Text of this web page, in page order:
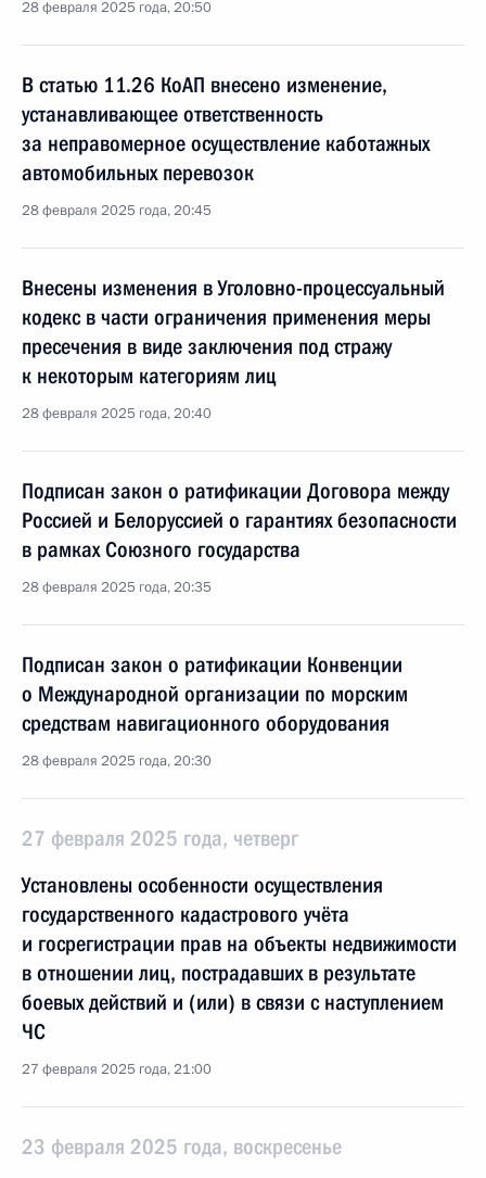
28 февраля 2025 года, 20:50
В статью 11.26 КоАП внесено изменение,
устанавливающее ответственность
за неправомерное осуществление каботажных
автомобильных перевозок
28 февраля 2025 года, 20:45
Внесены изменения в Уголовно-процессуальный
кодекс в части ограничения применения меры
пресечения в виде заключения под стражу
к некоторым категориям лиц
28 февраля 2025 года, 20:40
Подписан закон о ратификации Договора между
Россией и Белоруссией о гарантиях безопасности
в рамках Союзного государства
28 февраля 2025 года, 20:35
Подписан закон о ратификации Конвенции
о Международной организации по морским
средствам навигационного оборудования
28 февраля 2025 года, 20:30
27 февраля 2025 года, четверг
Установлены особенности осуществления
государственного кадастрового учёта
и госрегистрации прав на объекты недвижимости
в отношении лиц, пострадавших в результате
боевых действий и (или) в связи с наступлением
ЧС
27 февраля 2025 года, 21:00
23 февраля 2025 года, воскресенье